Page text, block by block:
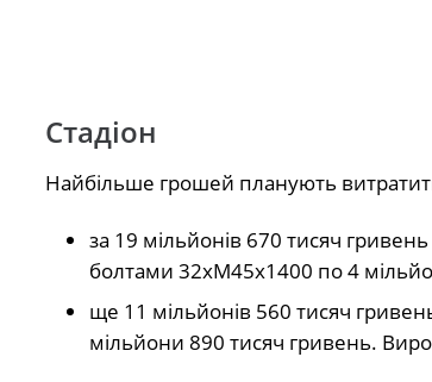
Стадіон
Найбільше грошей планують
за 19 мільйонів 670 тисяч
болтами 32хМ45х1400 по 4
ще 11 мільйонів 560 тисяч
мільйони 890 тисяч гривень.